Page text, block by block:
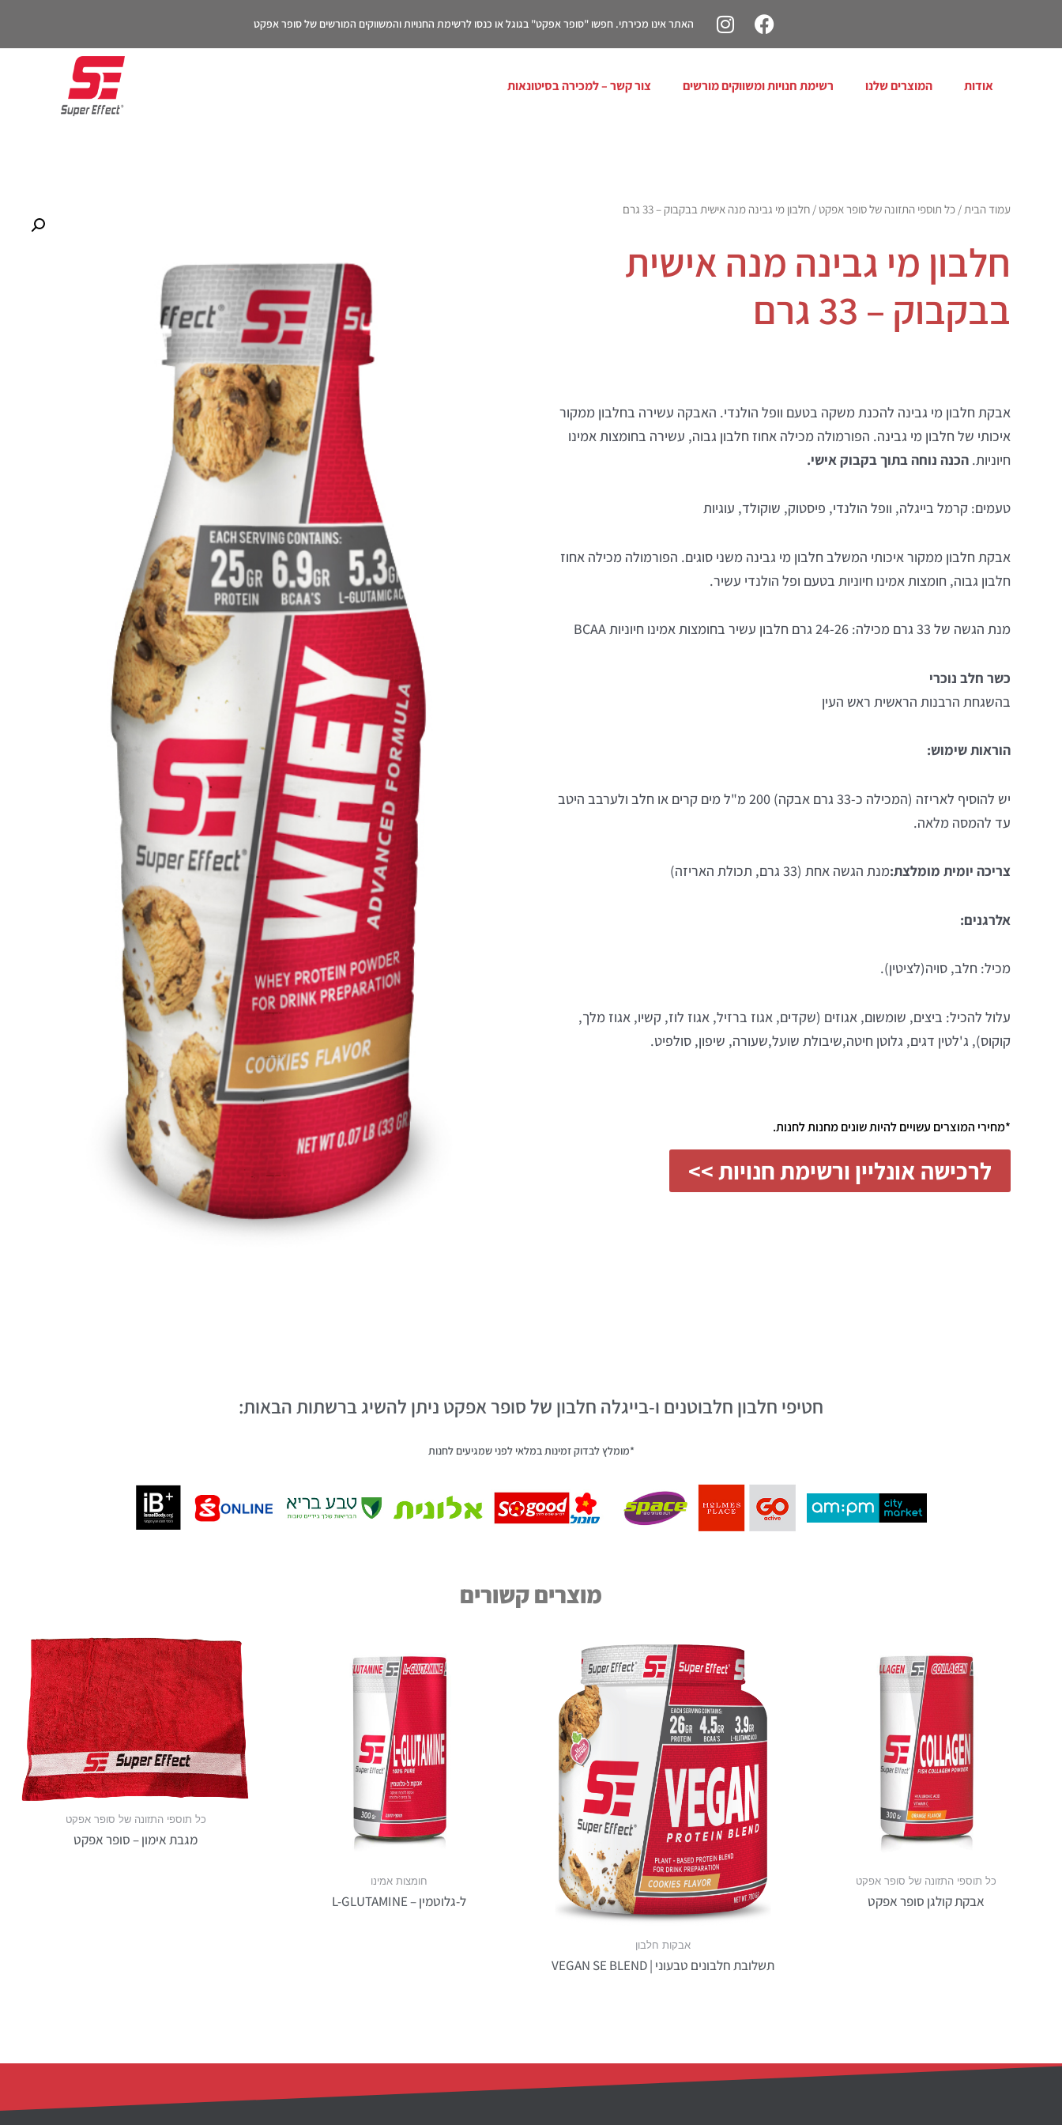
האתר אינו מכירתי. חפשו "סופר אפקט" בגוגל או כנסו לרשימת החנויות והמשווקים המורשים של סופר אפקט
אודות המוצרים שלנו רשימת חנויות ומשווקים מורשים צור קשר – למכירה בסיטונאות
עמוד הבית / כל תוספי התזונה של סופר אפקט / חלבון מי גבינה מנה אישית בבקבוק – 33 גרם
חלבון מי גבינה מנה אישית
בבקבוק – 33 גרם
אבקת חלבון מי גבינה להכנת משקה בטעם וופל הולנדי. האבקה עשירה בחלבון ממקור
איכותי של חלבון מי גבינה. הפורמולה מכילה אחוז חלבון גבוה, עשירה בחומצות אמינו
חיוניות. הכנה נוחה בתוך בקבוק אישי.
טעמים: קרמל בייגלה, וופל הולנדי, פיסטוק, שוקולד, עוגיות
אבקת חלבון ממקור איכותי המשלב חלבון מי גבינה משני סוגים. הפורמולה מכילה אחוז
חלבון גבוה, חומצות אמינו חיוניות בטעם ופל הולנדי עשיר.
מנת הגשה של 33 גרם מכילה: 24-26 גרם חלבון עשיר בחומצות אמינו חיוניות BCAA
כשר חלב נוכרי
בהשגחת הרבנות הראשית ראש העין
הוראות שימוש:
יש להוסיף לאריזה (המכילה כ-33 גרם אבקה) 200 מ"ל מים קרים או חלב ולערבב היטב
עד להמסה מלאה.
צריכה יומית מומלצת:מנת הגשה אחת (33 גרם, תכולת האריזה)
אלרגנים:
מכיל: חלב, סויה(לציטין).
עלול להכיל: ביצים, שומשום, אגוזים (שקדים, אגוז ברזיל, אגוז לוז, קשיו, אגוז מלך,
קוקוס), ג'לטין דגים, גלוטן חיטה,שיבולת שועל,שעורה, שיפון, סולפיט.
*מחירי המוצרים עשויים להיות שונים מחנות לחנות.
לרכישה אונליין ורשימת חנויות >>
חטיפי חלבון חלבוטנים ו-בייגלה חלבון של סופר אפקט ניתן להשיג ברשתות הבאות:
*מומלץ לבדוק זמינות במלאי לפני שמגיעים לחנות
מוצרים קשורים
כל תוספי התזונה של סופר אפקט
אבקת קולגן סופר אפקט
אבקות חלבון
תשלובת חלבונים טבעוני | VEGAN SE BLEND
חומצות אמינו
ל-גלוטמין – L-GLUTAMINE
כל תוספי התזונה של סופר אפקט
מגבת אימון – סופר אפקט